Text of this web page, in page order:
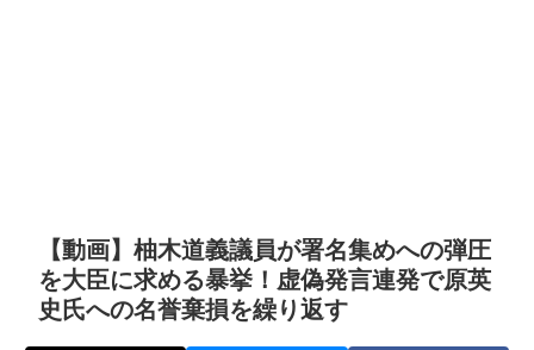
【動画】柚木道義議員が署名集めへの弾圧
を大臣に求める暴挙！虚偽発言連発で原英
史氏への名誉棄損を繰り返す